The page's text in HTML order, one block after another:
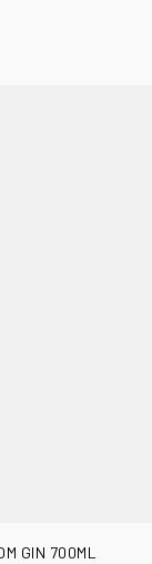
AL CARRITO
GIN 700ML